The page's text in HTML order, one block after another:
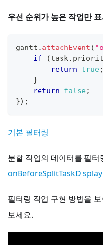
우선 순위가 높은 작업만
gantt . attachEvent (
if
(task .
return
true;
}
return
false;
}) ;
기본 필터링
분할 작업의 데이터를 필터
onBeforeSplitTaskDisplay
필터링 작업 구현 방법을
보세요.